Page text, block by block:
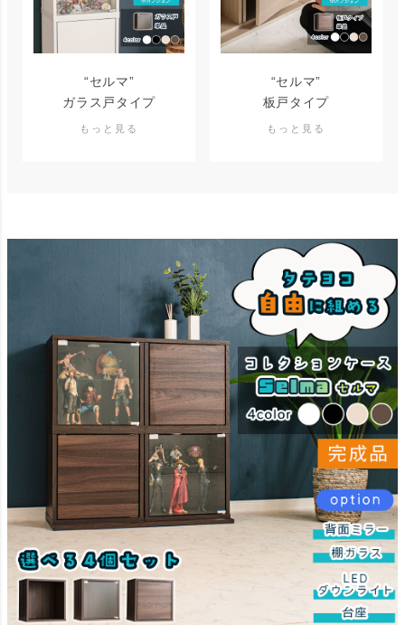
“セルマ”
ガラス戸タイプ
“セルマ”
板戸タイプ